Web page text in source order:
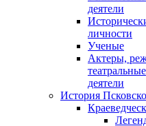
деятели
личности
Ученые
Актеры,
театральные
деятели
История